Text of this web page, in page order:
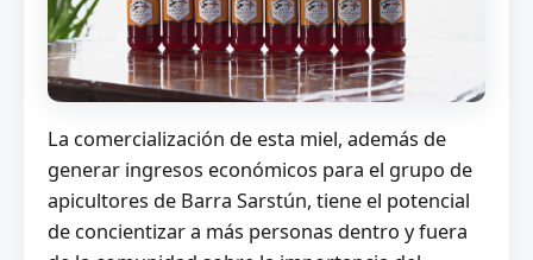
La comercialización de esta miel, además de
generar ingresos económicos para el grupo de
apicultores de Barra Sarstún, tiene el potencial
de concientizar a más personas dentro y fuera